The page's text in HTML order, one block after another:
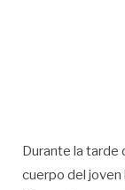
Durante la tarde
cuerpo del joven